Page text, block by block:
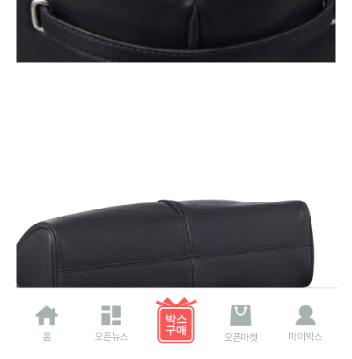
홈 오픈뉴스 오픈마켓 마이박스